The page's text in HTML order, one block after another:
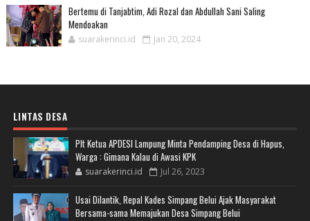
Bertemu di Tanjabtim, Adi Rozal dan Abdullah Sani Saling
Mendoakan
suarakerinci.id Jan 20, 2024
LINTAS DESA
Plt Ketua APDESI Lampung Minta Pendamping Desa di Hapus,
Warga : Gimana Kalau di Awasi KPK
suarakerinci.id Jul 26, 2023
Usai Dilantik, Repal Kades Simpang Belui Ajak Masyarakat
Bersama-sama Memajukan Desa Simpang Belui